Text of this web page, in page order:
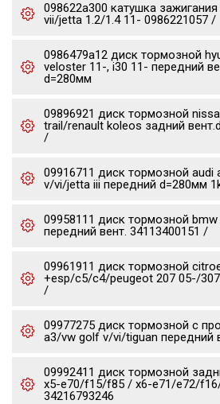
098622a300 катушка
vii/jetta 1.2/1.4 11- 0986221057 /
0986479a12 диск тормозной
veloster 11-, i30 11- передний
d=280мм
09896921 диск тормозной
trail/renault koleos задний
/
09916711 диск тормозной
v/vi/jetta iii передний d=280мм
09958111 диск тормозной bmw
передний вент. 34113400151 /
09961911 диск тормозной
+esp/c5/c4/peugeot 207 05-/
/
09977275 диск тормозной c
a3/vw golf v/vi/tiguan передний
09992411 диск тормозной
x5-e70/f15/f85 / x6-e71/e72/
34216793246